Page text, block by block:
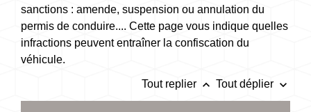
sanctions : amende, suspension ou annulation du
permis de conduire.... Cette page vous indique quelles
infractions peuvent entraîner la confiscation du
véhicule.
Tout replier keyboard_arrow_up Tout déplier keyboard_arrow_down